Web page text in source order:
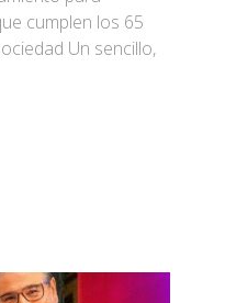
cumplen los 65
Un sencillo,